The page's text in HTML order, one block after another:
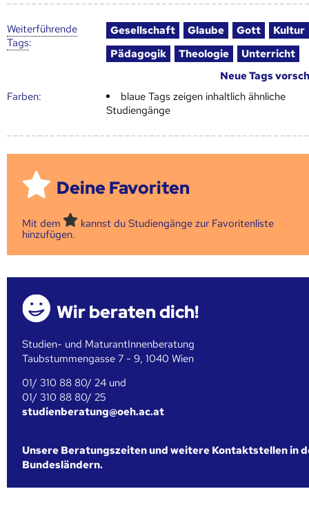
Weiter­führende
Tags:
Gesellschaft Glaube Gott
Kultur
Pädagogik
Theologie
Unterricht
Neue Tags
Farben:
blaue Tags zeigen inhaltlich ähnliche
Studiengänge
Deine Favoriten
Mit dem
kannst du Studiengänge zur Favoritenliste
hinzufügen.
Wir beraten dich!
Studien- und MaturantInnenberatung
Taubstummengasse 7 - 9, 1040 Wien
01/ 310 88 80/ 24 und
01/ 310 88 80/ 25
studienberatung@oeh.ac.at
Unsere Beratungszeiten und weitere Kontaktstellen in
Bundesländern.